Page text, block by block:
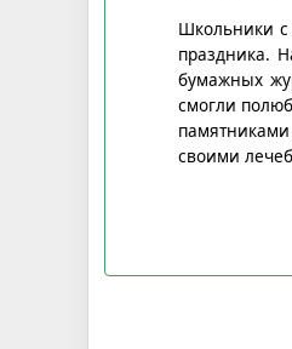
Школьники
праздника.
бумажных
смогли
своими